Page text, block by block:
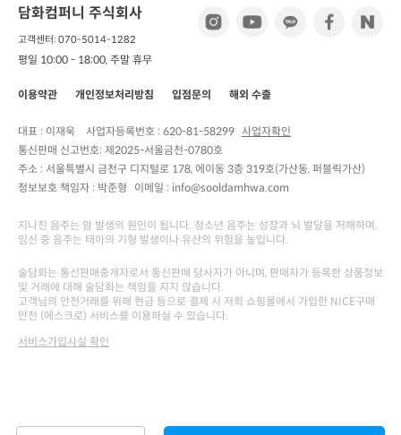
담화컴퍼니 주식회사
고객센터: 070-5014-1282
평일 10:00 - 18:00, 주말 휴무
이용약관 개인정보처리방침 입점문의 해외 수출
대표 : 이재욱 사업자등록번호 : 620-81-58299 사업자확인
통신판매 신고번호: 제2025-서울금천-0780호
주소 : 서울특별시 금천구 디지털로 178, 에이동 3층 319호(가산동, 퍼블릭가산)
정보보호 책임자 : 박준형 이메일 : info@sooldamhwa.com
지나친 음주는 암 발생의 원인이 됩니다. 청소년 음주는 성장과 뇌 발달을 저해하며,
임신 중 음주는 태아의 기형 발생이나 유산의 위험을 높입니다.
술담화는 통신판매중개자로서 통신판매 당사자가 아니며, 판매자가 등록한 상품정보
및 거래에 대해 술담화는 책임을 지지 않습니다.
고객님의 안전거래를 위해 현금 등으로 결제 시 저희 쇼핑몰에서 가입한 NICE구매
안전 (에스크로) 서비스를 이용하실 수 있습니다.
서비스가입사실 확인